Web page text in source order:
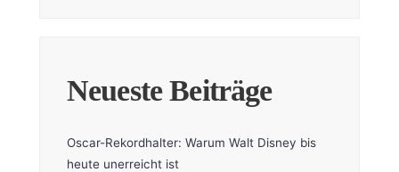
Neueste Beiträge
Oscar-Rekordhalter: Warum Walt Disney bis
heute unerreicht ist